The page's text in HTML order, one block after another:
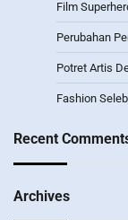
Film
Perubahan
Potret Artis
Fashion
Recent
Archives